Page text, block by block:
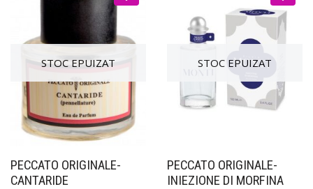
PECCATO ORIGINALE-
CANTARIDE
PECCATO ORIGINALE-
INIEZIONE DI MORFINA